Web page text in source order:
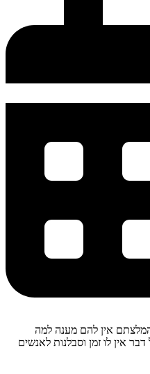
אין להם מענה למה
אין לו זמן וסבלנות לאנשים